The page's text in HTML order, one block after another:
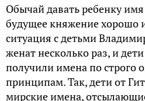
Обычай давать ребенку
будущее княжение хорошо
ситуация с детьми
женат несколько раз, и
получили имена по строго
принципам. Так, дети от
мирские имена,